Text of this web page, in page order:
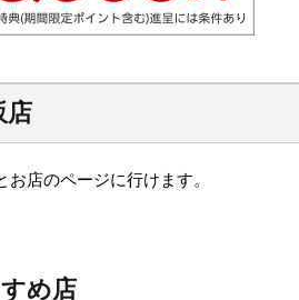
店
店のページに行けます。
め店